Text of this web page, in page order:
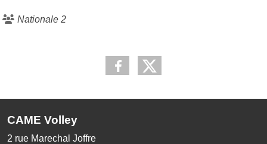
Nationale 2
CAME Volley
2 rue Marechal Joffre